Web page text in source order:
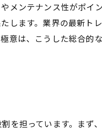
メンテナンス性がポイ
します。業界の最新ト
意は、こうした総合的
を担っています。まず